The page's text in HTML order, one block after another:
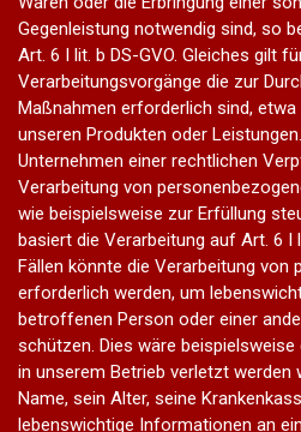
Gegenleistung notwendig sind, so
Art. 6 I lit. b DS-GVO. Gleiches gilt
Verarbeitungsvorgänge die zur
Maßnahmen erforderlich sind,
unseren Produkten oder
Unternehmen einer rechtlichen
Verarbeitung von
wie beispielsweise zur Erfüllung
basiert die Verarbeitung auf Art. 6 I
Fällen könnte die Verarbeitung von
erforderlich werden, um
betroffenen Person oder einer
schützen. Dies wäre beispielsweise
in unserem Betrieb verletzt werden
Name, sein Alter, seine
lebenswichtige Informationen an